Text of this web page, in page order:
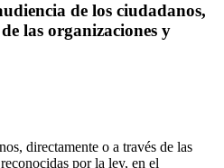
de los ciudadanos,
las organizaciones y
directamente o a través de las
por la ley, en el